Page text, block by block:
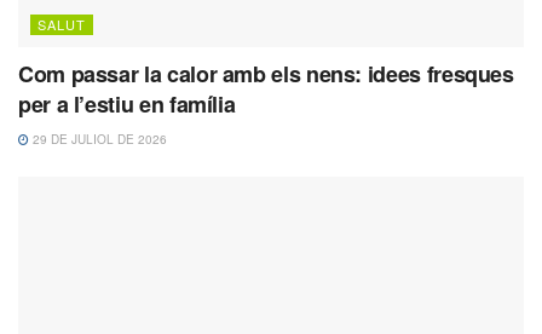
SALUT
Com passar la calor amb els nens: idees fresques
per a l’estiu en família
29 DE JULIOL DE 2026